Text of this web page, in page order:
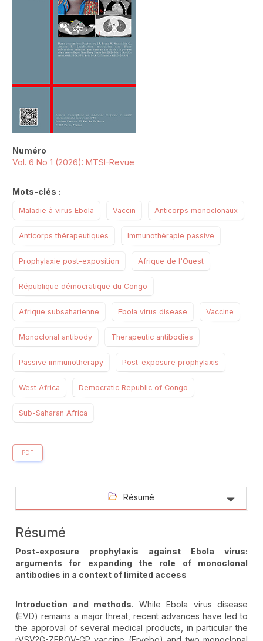
Numéro
Vol. 6 No 1 (2026): MTSI-Revue
Mots-clés :
Maladie à virus Ebola Vaccin Anticorps monoclonaux
Anticorps thérapeutiques Immunothérapie passive
Prophylaxie post-exposition Afrique de l'Ouest
République démocratique du Congo
Afrique subsaharienne Ebola virus disease Vaccine
Monoclonal antibody Therapeutic antibodies
Passive immunotherapy Post-exposure prophylaxis
West Africa Democratic Republic of Congo
Sub-Saharan Africa
PDF
Résumé
Résumé
Post-exposure prophylaxis against Ebola virus:
arguments for expanding the role of monoclonal
antibodies in a context of limited access
Introduction and methods. While Ebola virus disease
(EVD) remains a major threat, recent advances have led to
the approval of several medical products, in particular the